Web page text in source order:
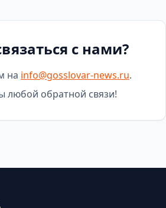
с нами?
на info@gosslovar-news.ru.
любой обратной связи!